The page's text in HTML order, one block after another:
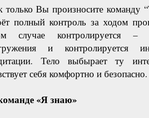
только Вы произносите команду
полный контроль за ходом
случае контролируется –
и контролируется
Тело выбырает ту
себя комфортно и
«Я знаю»